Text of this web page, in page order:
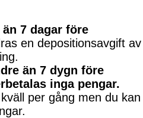
7 dagar före
en depositionsavgift av
än 7 dygn före
inga pengar.
per gång men du kan